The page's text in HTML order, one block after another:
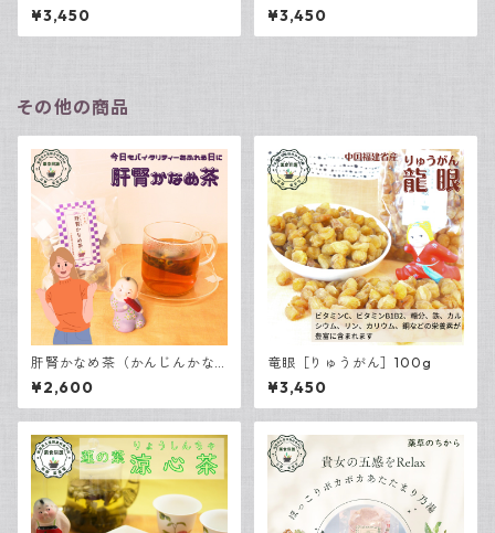
¥3,450 ¥3,450
その他の商品
肝腎かなめ茶（かんじんかな
めちゃ） 7包入
¥2,600
竜眼［りゅうがん］100g
¥3,450